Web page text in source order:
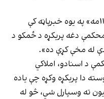
یاد وزارت نن چهارشنبه « د چنګاښ۱۱مه» په یوه خبرپاڼه کې
دغه پریکړه د ځمکو د
د اسنادو، املاکي
دا پریکړه وکړه چې یاده
ته وسپارل شي، څو له